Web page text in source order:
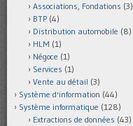
Associations, Fondations (3)
BTP (4)
Distribution automobile (8)
HLM (1)
Négoce (1)
Services (1)
Vente au détail (3)
Système d'information (44)
Système informatique (128)
Extractions de données (43)